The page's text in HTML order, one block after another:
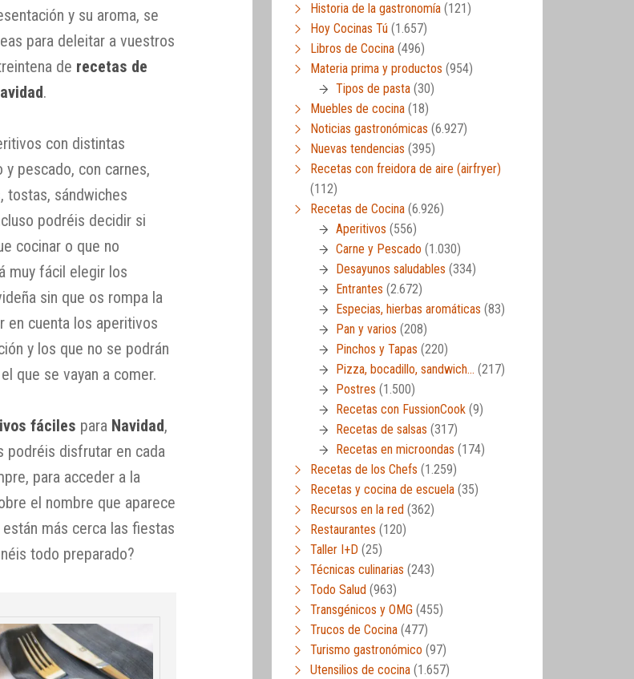
y su aroma, se
para deleitar a vuestros
de recetas de
.
con distintas
pescado, con carnes,
tostas, sándwiches
podréis decidir si
cocinar o que no
muy fácil elegir los
sin que os rompa la
en cuenta los aperitivos
y los que no se podrán
que se vayan a comer.
fáciles para Navidad,
podréis disfrutar en cada
para acceder a la
el nombre que aparece
más cerca las fiestas
todo preparado?
Historia de la gastronomía (121)
Hoy Cocinas Tú (1.657)
Libros de Cocina (496)
Materia prima y productos (954)
Tipos de pasta (30)
Muebles de cocina (18)
Noticias gastronómicas (6.927)
Nuevas tendencias (395)
Recetas con freidora de aire (airfryer)
(112)
Recetas de Cocina (6.926)
Aperitivos (556)
Carne y Pescado (1.030)
Desayunos saludables (334)
Entrantes (2.672)
Especias, hierbas aromáticas (83)
Pan y varios (208)
Pinchos y Tapas (220)
Pizza, bocadillo, sandwich… (217)
Postres (1.500)
Recetas con FussionCook (9)
Recetas de salsas (317)
Recetas en microondas (174)
Recetas de los Chefs (1.259)
Recetas y cocina de escuela (35)
Recursos en la red (362)
Restaurantes (120)
Taller I+D (25)
Técnicas culinarias (243)
Todo Salud (963)
Transgénicos y OMG (455)
Trucos de Cocina (477)
Turismo gastronómico (97)
Utensilios de cocina (1.657)